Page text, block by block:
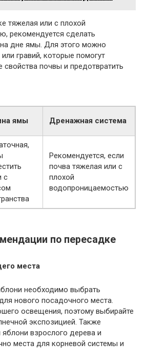
тяжелая или с плохой
рекомендуется сделать
дне ямы. Для этого можно
гравий, которые помогут
почвы и предотвратить
ямы Дренажная система
с
Рекомендуется, если
почва тяжелая или с
плохой
водопроницаемостью
по пересадке
места
необходимо выбрать
нового посадочного места.
освещения, поэтому выбирайте
экспозицией. Также
взрослого дерева и
места для корневой системы и